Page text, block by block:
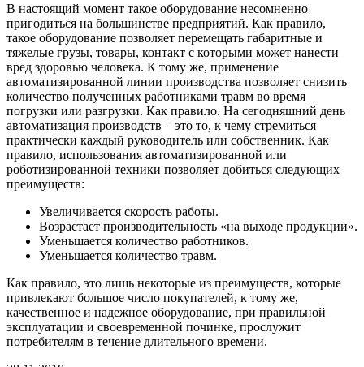
В настоящий момент такое оборудование несомненно
пригодиться на большинстве предприятий. Как правило,
такое оборудование позволяет перемещать габаритные и
тяжелые грузы, товары, контакт с которыми может нанести
вред здоровью человека. К тому же, применение
автоматизированной линии производства позволяет снизить
количество полученных работниками травм во время
погрузки или разгрузки. Как правило. На сегодняшний день
автоматизация производств – это то, к чему стремиться
практически каждый руководитель или собственник. Как
правило, использования автоматизированной или
роботизированной техники позволяет добиться следующих
преимуществ:
Увеличивается скорость работы.
Возрастает производительность «на выходе продукции».
Уменьшается количество работников.
Уменьшается количество травм.
Как правило, это лишь некоторые из преимуществ, которые
привлекают большое число покупателей, к тому же,
качественное и надежное оборудование, при правильной
эксплуатации и своевременной починке, прослужит
потребителям в течение длительного времени.